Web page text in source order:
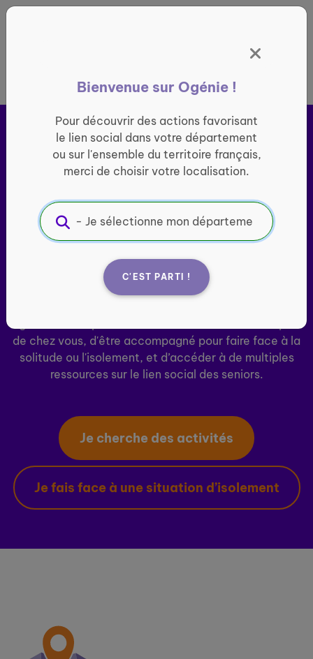
France entière
Bienvenue sur Ogénie !
Pour découvrir des actions favorisant
le lien social dans votre département
ou sur l'ensemble du territoire français,
merci de choisir votre localisation.
C'EST PARTI !
Ogénie s’engage pour ​le
lien social des seniors
de chez vous, d'être accompagné pour faire face à la
solitude ou l'isolement, et d’accéder à de multiples
ressources sur le lien social des seniors.
Je cherche des activités
Je fais face à une situation d’isolement
Panneau de gestion des cookies